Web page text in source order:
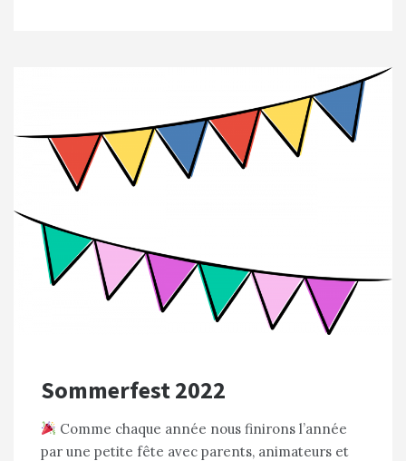
Sommerfest 2022
Comme chaque année nous finirons l’année
par une petite fête avec parents, animateurs et